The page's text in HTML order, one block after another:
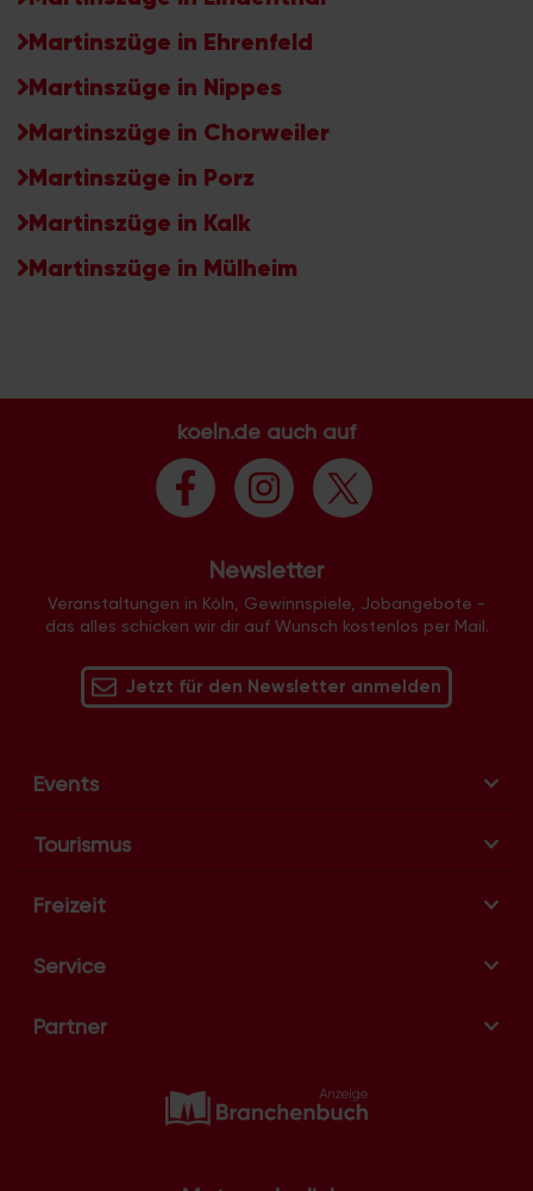
Martinszüge in Ehrenfeld
Martinszüge in Nippes
Martinszüge in Chorweiler
Martinszüge in Porz
Martinszüge in Kalk
Martinszüge in Mülheim
koeln.de auch auf
Newsletter
Veranstaltungen in Köln, Gewinnspiele, Jobangebote -
das alles schicken wir dir auf Wunsch kostenlos per Mail.
Jetzt für den Newsletter anmelden
Events
Tourismus
Freizeit
Service
Partner